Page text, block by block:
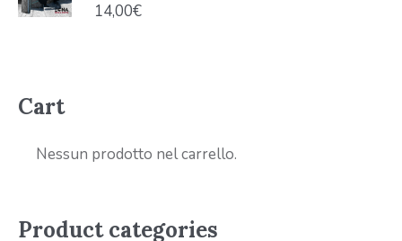
14,00€
Cart
Nessun prodotto nel carrello.
Product categories